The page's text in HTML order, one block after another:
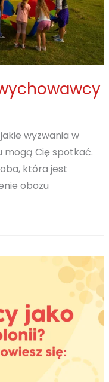
wyzwania w
Cię spotkać.
która jest
obozu